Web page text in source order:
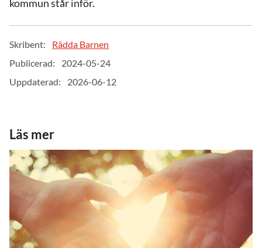
kommun står inför.
Skribent:
Rädda Barnen
Publicerad:
2024-05-24
Uppdaterad:
2026-06-12
Läs mer